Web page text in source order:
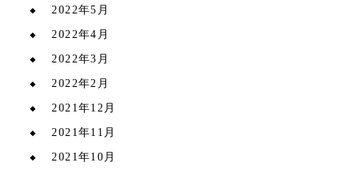
2022年5月
2022年4月
2022年3月
2022年2月
2021年12月
2021年11月
2021年10月